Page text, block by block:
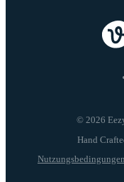
© 2026
Nutzungsbedingungen